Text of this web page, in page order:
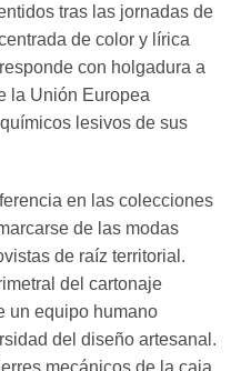
tras las jornadas de
de color y lírica
con holgadura a
la Unión Europea
lesivos de sus
en las colecciones
de las modas
de raíz territorial.
del cartonaje
un equipo humano
del diseño artesanal.